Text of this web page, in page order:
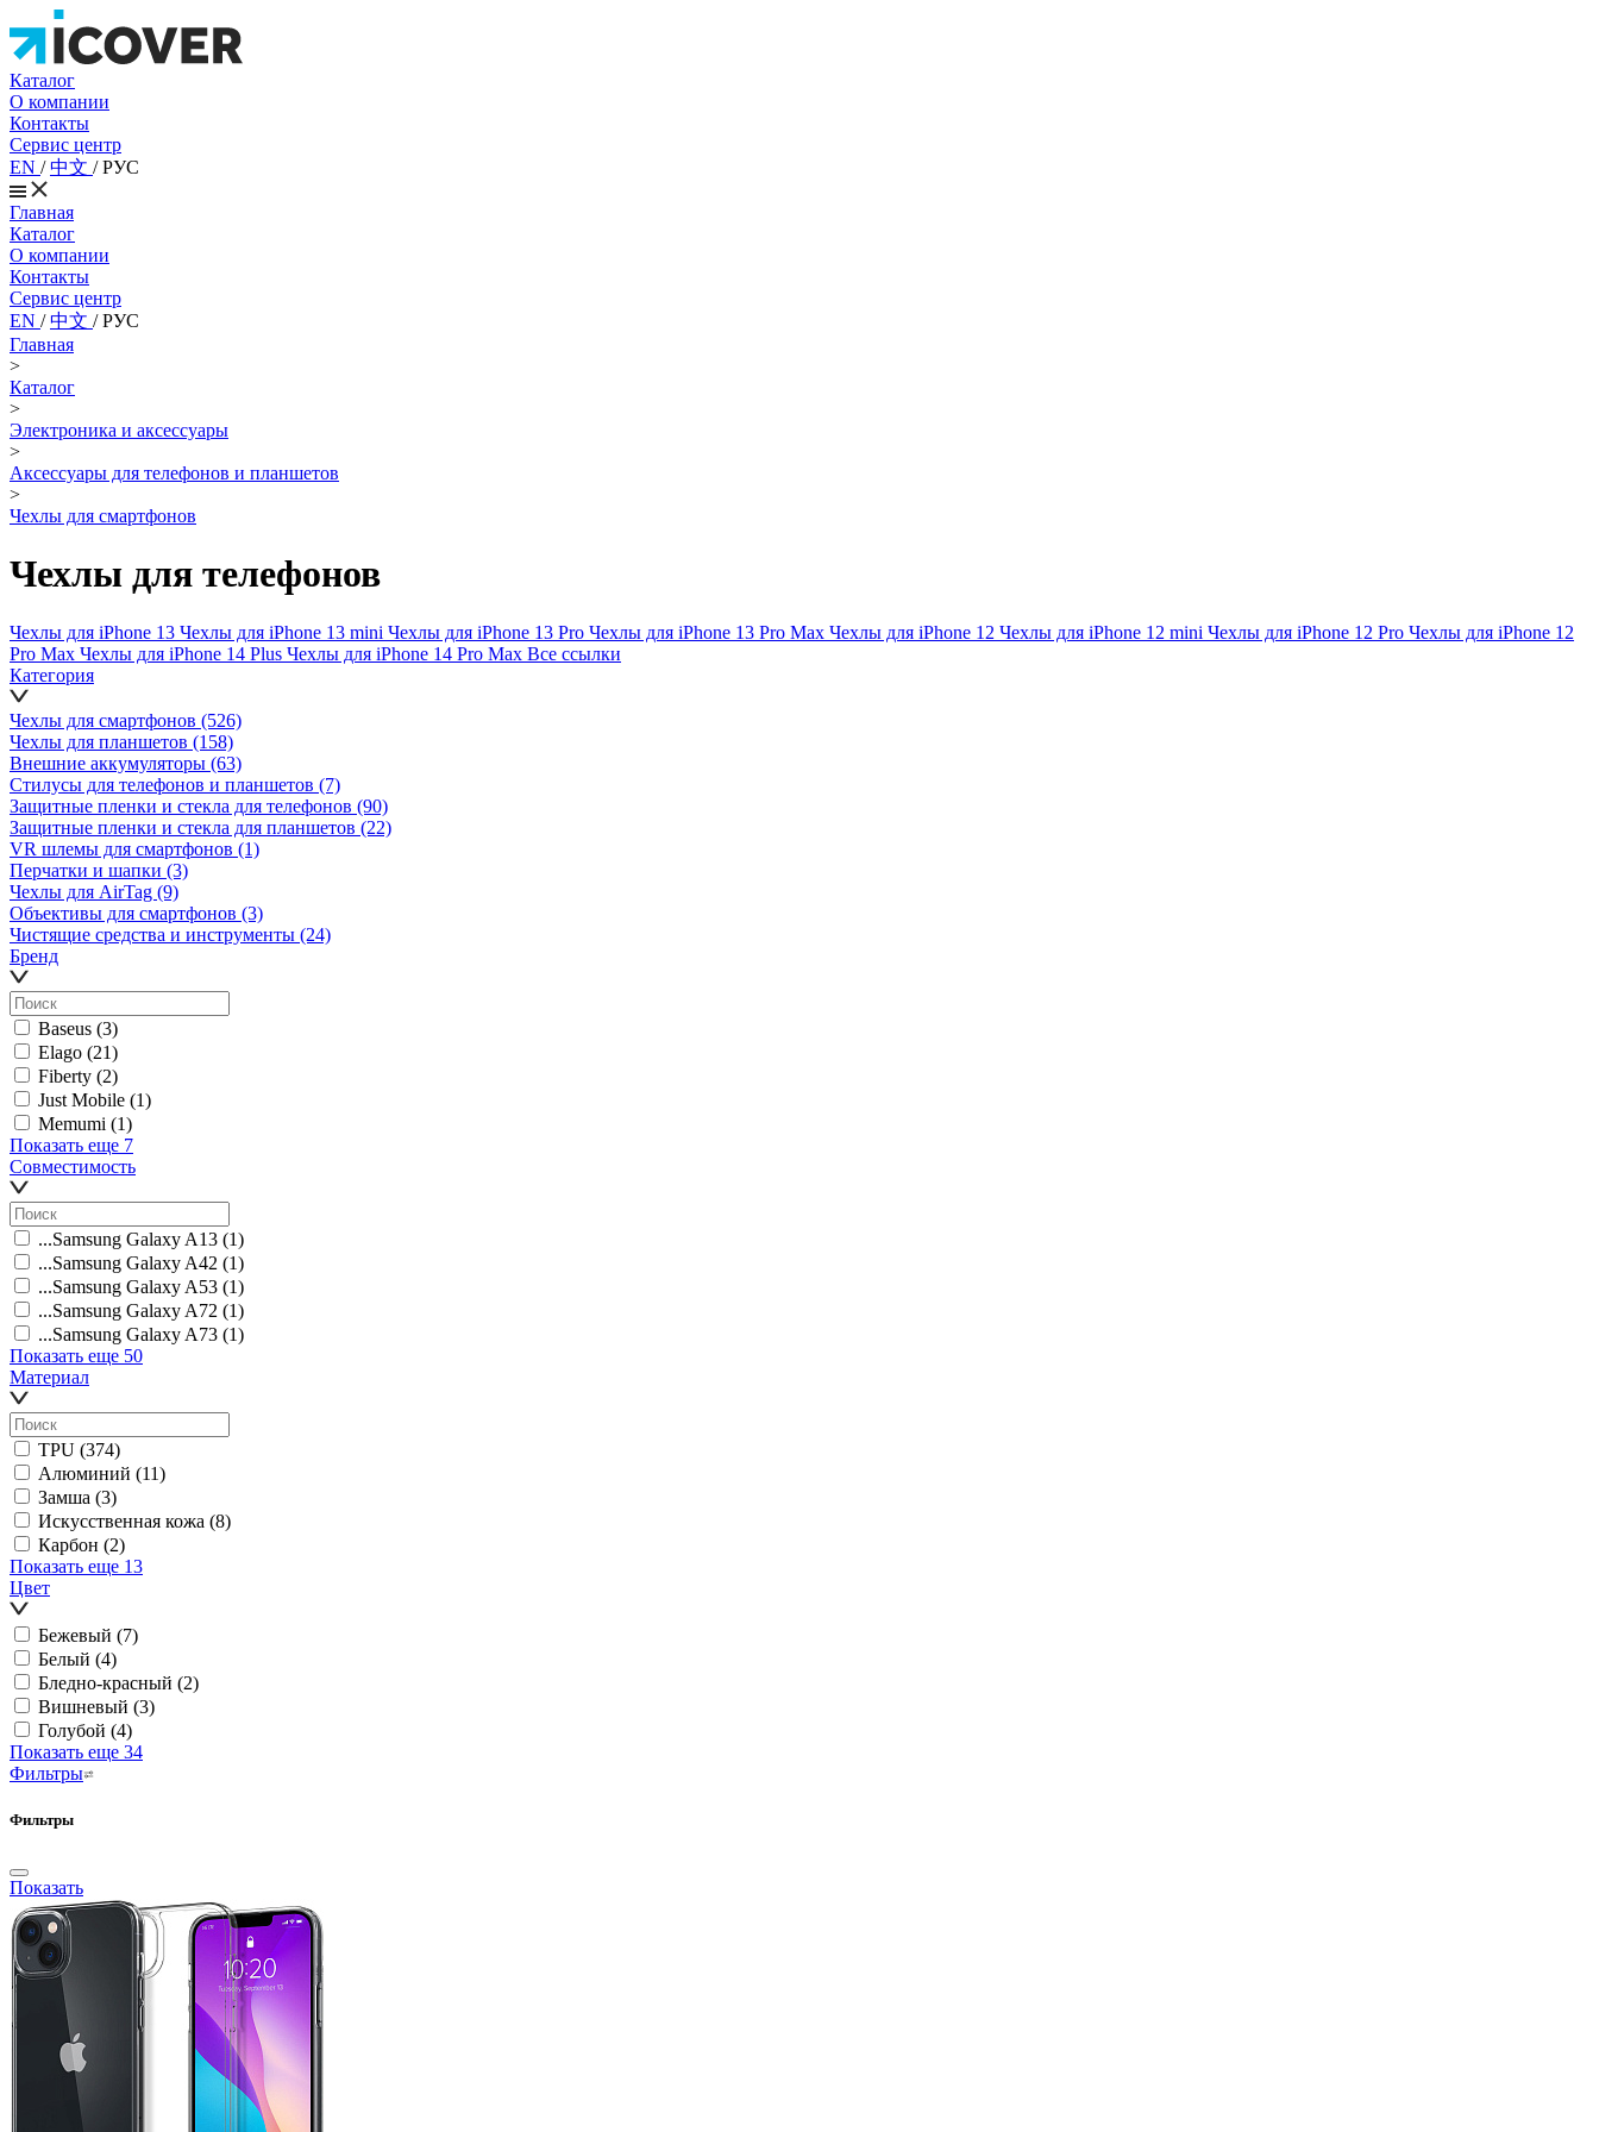
Каталог
О компании
Контакты
Сервис центр
EN /中文 /РУС
Главная
Каталог
О компании
Контакты
Сервис центр
EN /中文 /РУС
Главная
>
Каталог
>
Электроника и аксессуары
>
Аксессуары для телефонов и планшетов
>
Чехлы для смартфонов
Чехлы для телефонов
Чехлы для iPhone 13 Чехлы для iPhone 13 mini Чехлы для iPhone 13 Pro Чехлы для iPhone 13 Pro Max Чехлы для iPhone 12 Чехлы для iPhone 12 mini Чехлы для iPhone 12 Pro Чехлы для iPhone 12
Pro Max Чехлы для iPhone 14 Plus Чехлы для iPhone 14 Pro Max Все ссылки
Категория
Чехлы для смартфонов (526)
Чехлы для планшетов (158)
Внешние аккумуляторы (63)
Стилусы для телефонов и планшетов (7)
Защитные пленки и стекла для телефонов (90)
Защитные пленки и стекла для планшетов (22)
VR шлемы для смартфонов (1)
Перчатки и шапки (3)
Чехлы для AirTag (9)
Объективы для смартфонов (3)
Чистящие средства и инструменты (24)
Бренд
Baseus (3)
Elago (21)
Fiberty (2)
Just Mobile (1)
Memumi (1)
Показать еще 7
Совместимость
...Samsung Galaxy A13 (1)
...Samsung Galaxy A42 (1)
...Samsung Galaxy A53 (1)
...Samsung Galaxy A72 (1)
...Samsung Galaxy A73 (1)
Показать еще 50
Материал
TPU (374)
Алюминий (11)
Замша (3)
Искусственная кожа (8)
Карбон (2)
Показать еще 13
Цвет
Бежевый (7)
Белый (4)
Бледно-красный (2)
Вишневый (3)
Голубой (4)
Показать еще 34
Фильтры
Фильтры
Показать